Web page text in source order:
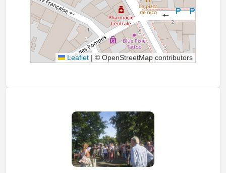
Leaflet | © OpenStreetMap contributors